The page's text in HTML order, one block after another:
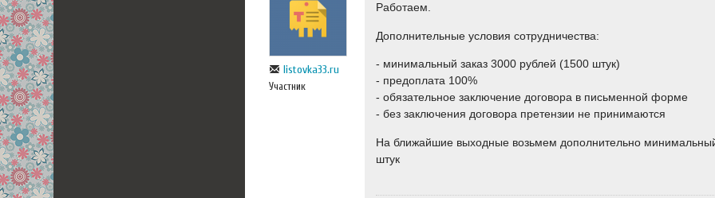
listovka33.ru
Участник
Работаем.
Дополнительные условия сотрудничества:
- минимальный заказ 3000 рублей (1500 штук)
- предоплата 100%
- обязательное заключение договора в письменной форме
- без заключения договора претензии не принимаются
На ближайшие выходные возьмем дополнительно
штук